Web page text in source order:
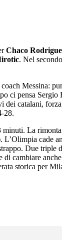
Chaco
. Nel
Messina:
ci pensa
catalani,
28.
La
cade
Due
cambiare
storica per